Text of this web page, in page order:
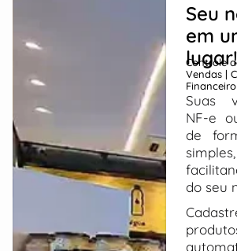
Seu
em
lugar!
Controle
Vendas |
Financeiro
Suas
NF-e
de
do seu